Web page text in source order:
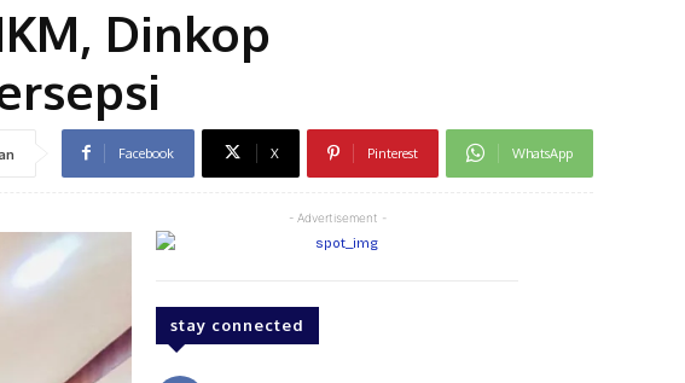
Dinkop
Facebook X Pinterest WhatsApp
- Advertisement -
stay connected